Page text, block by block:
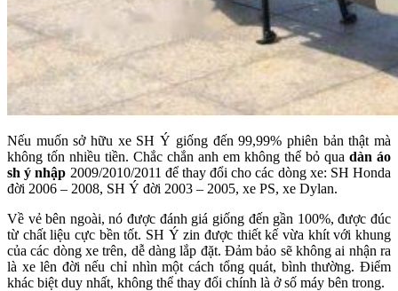
Nếu muốn sở hữu xe SH Ý giống đến 99,99% phiên bản thật mà
không tốn nhiều tiền. Chắc chắn anh em không thể bỏ qua dàn áo
sh ý nhập 2009/2010/2011 để thay đổi cho các dòng xe: SH Honda
đời 2006 – 2008, SH Ý đời 2003 – 2005, xe PS, xe Dylan.
Về vẻ bên ngoài, nó được đánh giá giống đến gần 100%, được đúc
từ chất liệu cực bền tốt. SH Ý zin được thiết kế vừa khít với khung
của các dòng xe trên, dễ dàng lắp đặt. Đảm bảo sẽ không ai nhận ra
là xe lên đời nếu chỉ nhìn một cách tổng quát, bình thường. Điểm
khác biệt duy nhất, không thể thay đổi chính là ở số máy bên trong.